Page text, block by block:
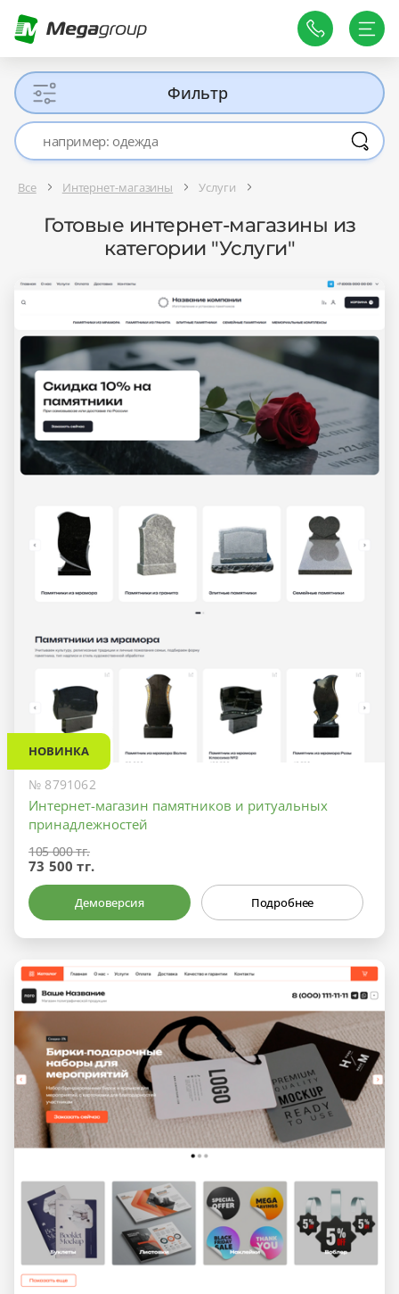
Фильтр
Все Интернет-магазины Услуги
Готовые интернет-магазины из
категории "Услуги"
НОВИНКА
№ 8791062
Интернет-магазин памятников и ритуальных
принадлежностей
105 000 тг.
73 500 тг.
Демоверсия Подробнее